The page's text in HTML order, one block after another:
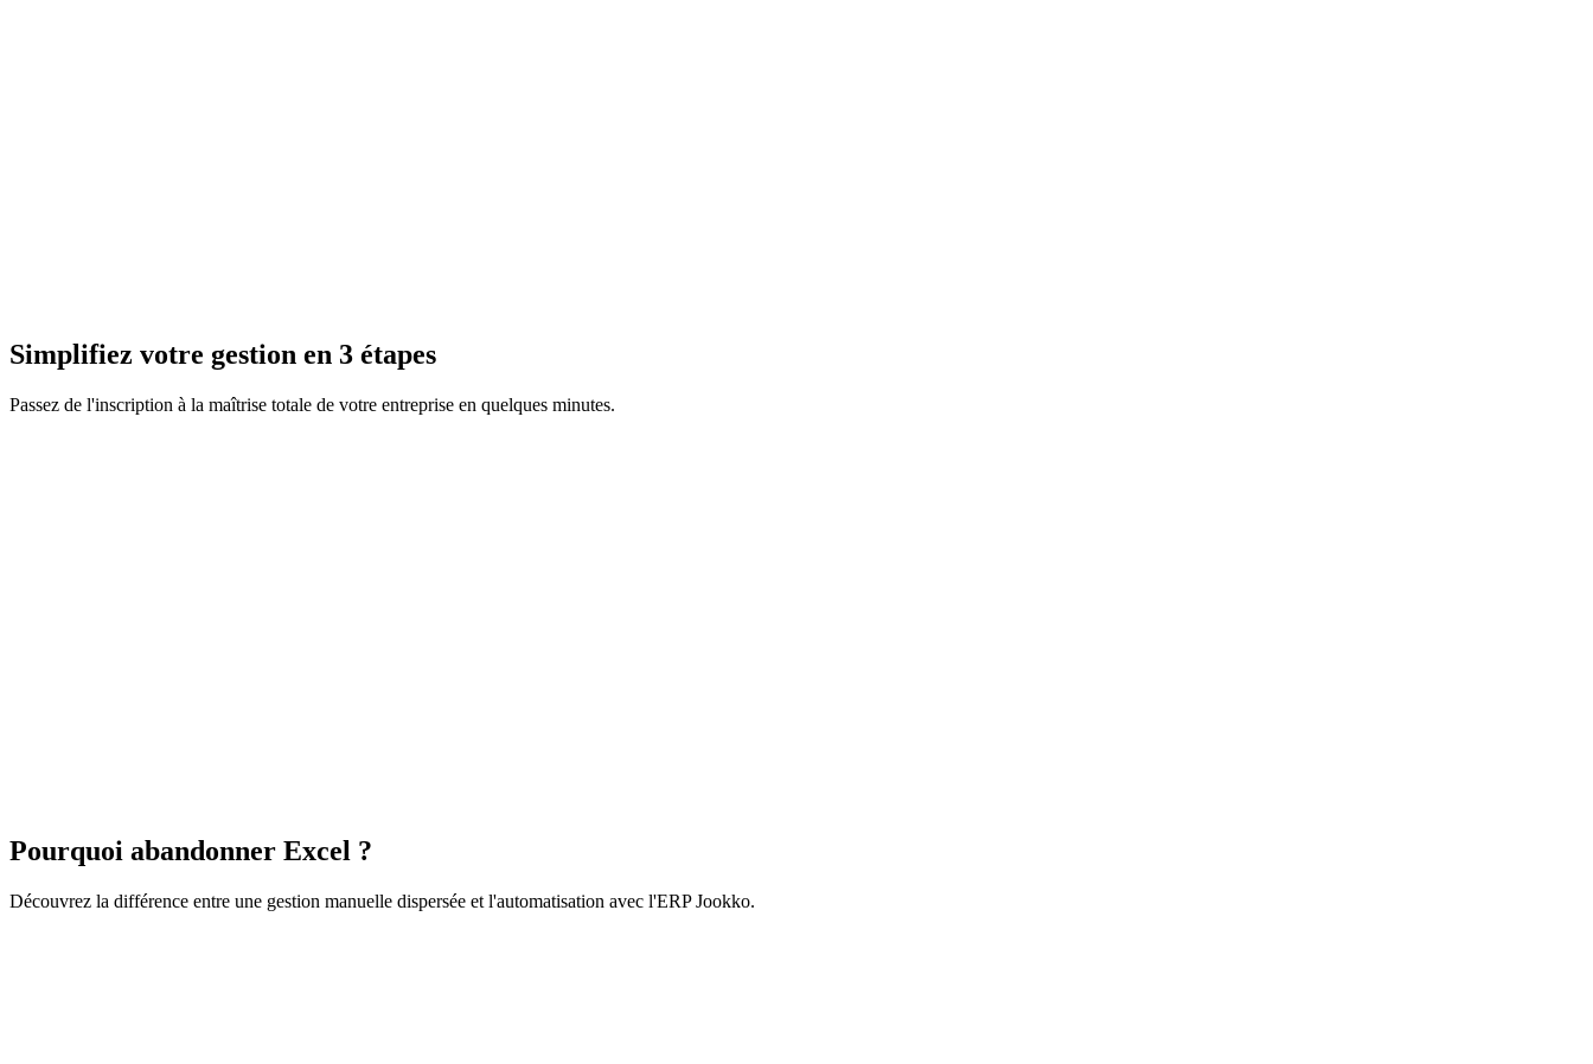
Simplifiez votre gestion en 3 étapes
Passez de l'inscription à la maîtrise totale de votre entreprise en quelques minutes.
Pourquoi abandonner Excel ?
Découvrez la différence entre une gestion manuelle dispersée et l'automatisation avec l'ERP Jookko.